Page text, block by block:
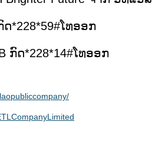
*228*59#ໂທອອກ
ກົດ*228*14#ໂທອອກ